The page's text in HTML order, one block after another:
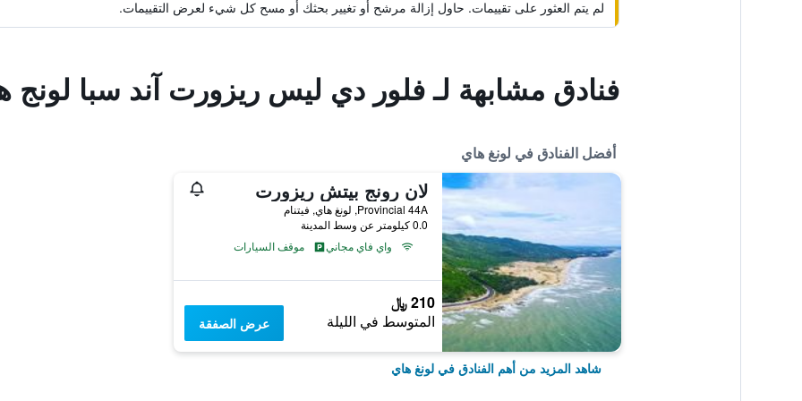
لم يتم العثور على تقييمات. حاول إزالة مرشح أو تغيير بحثك أو مسح كل شيء لعرض التقييمات.
فنادق مشابهة لـ فلور دي ليس ريزورت آند سبا لونج
أفضل الفنادق في لونغ هاي
لان رونج بيتش ريزورت
Provincial 44A, لونغ هاي, فيتنام
0.0 كيلومتر عن وسط المدينة
واي فاي مجاني
موقف السيارات
210 ﷼
المتوسط في الليلة عرض الصفقة
شاهد المزيد من أهم الفنادق في لونغ هاي